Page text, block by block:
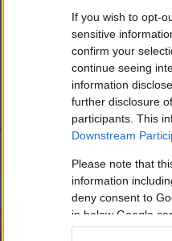
If you wish to opt-
sensitive
confirm your
continue seeing
information
further disclosure
participants. This
Downstream
Please note that
information
deny consent to
in below Google